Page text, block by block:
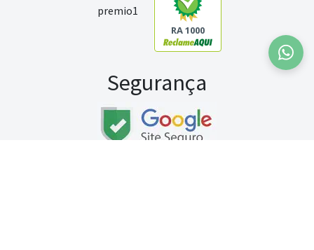
RA 1000
Segurança